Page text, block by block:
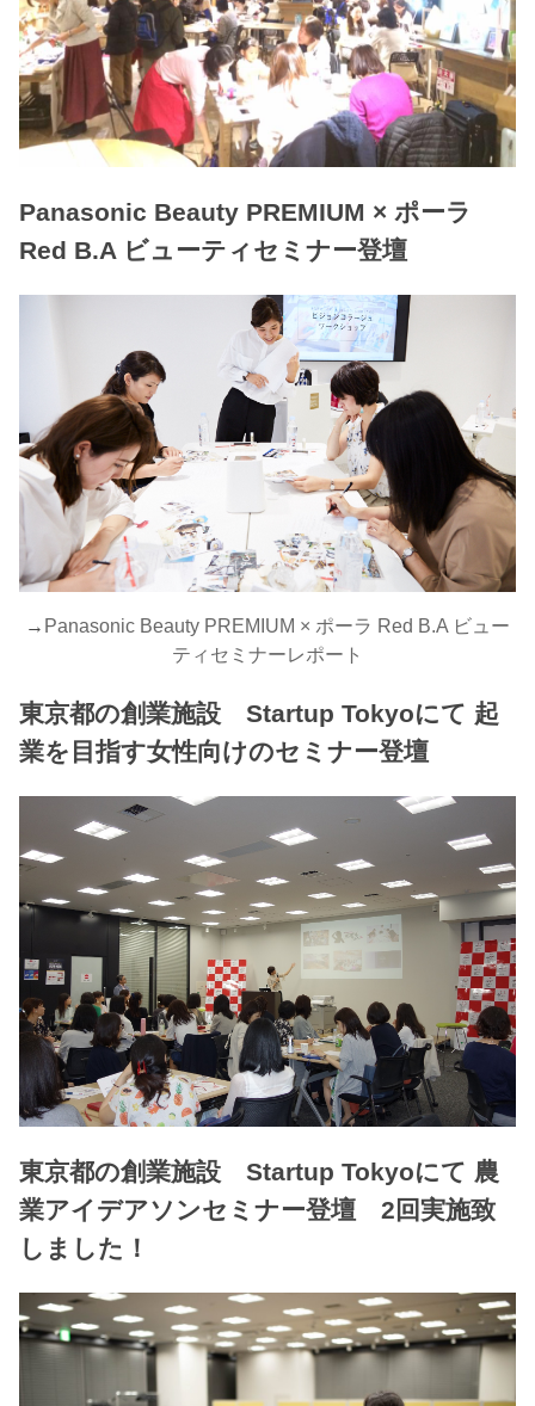
Panasonic Beauty PREMIUM × ポーラ
Red B.A ビューティセミナー登壇
→ Panasonic Beauty PREMIUM × ポーラ Red B.A ビュー
ティセミナーレポート
東京都の創業施設 Startup Tokyoにて 起
業を目指す女性向けのセミナー登壇
東京都の創業施設 Startup Tokyoにて 農
業アイデアソンセミナー登壇 2回実施致
しました！